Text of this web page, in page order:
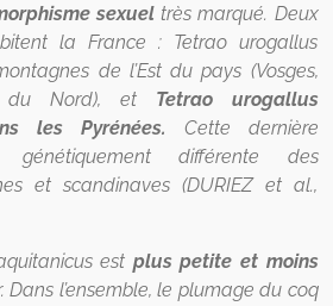
sexuel très marqué. Deux
la France : Tetrao urogallus
de l’Est du pays (Vosges,
du Nord), et Tetrao urogallus
les Pyrénées.
Cette dernière
génétiquement différente des
et scandinaves (DURIEZ et al.,
est plus petite et moins
l’ensemble, le plumage du coq